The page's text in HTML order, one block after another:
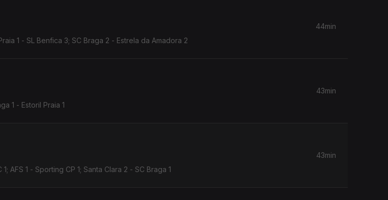
1 - SL Benfica 3; SC Braga 2 - Estrela da Amadora 2
44min
1 - Estoril Praia 1
43min
AFS 1 - Sporting CP 1; Santa Clara 2 - SC Braga 1
43min